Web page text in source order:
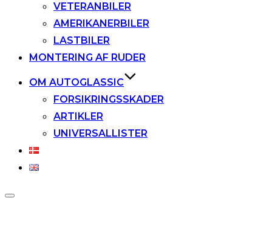
VETERANBILER
AMERIKANERBILER
LASTBILER
MONTERING AF RUDER
OM AUTOGLASSIC
FORSIKRINGSSKADER
ARTIKLER
UNIVERSALLISTER
Slå